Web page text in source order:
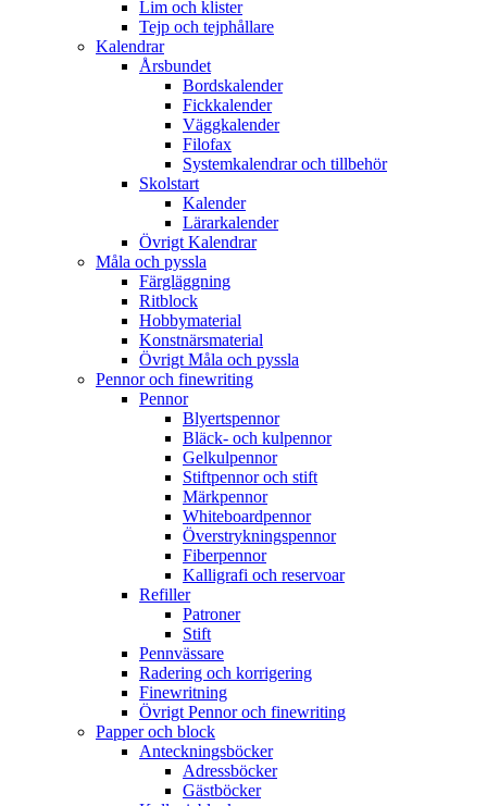
Lim och klister
Tejp och tejphållare
Kalendrar
Årsbundet
Bordskalender
Fickkalender
Väggkalender
Filofax
Systemkalendrar och tillbehör
Skolstart
Kalender
Lärarkalender
Övrigt Kalendrar
Måla och pyssla
Färgläggning
Ritblock
Hobbymaterial
Konstnärsmaterial
Övrigt Måla och pyssla
Pennor och finewriting
Pennor
Blyertspennor
Bläck- och kulpennor
Gelkulpennor
Stiftpennor och stift
Märkpennor
Whiteboardpennor
Överstrykningspennor
Fiberpennor
Kalligrafi och reservoar
Refiller
Patroner
Stift
Pennvässare
Radering och korrigering
Finewritning
Övrigt Pennor och finewriting
Papper och block
Anteckningsböcker
Adressböcker
Gästböcker